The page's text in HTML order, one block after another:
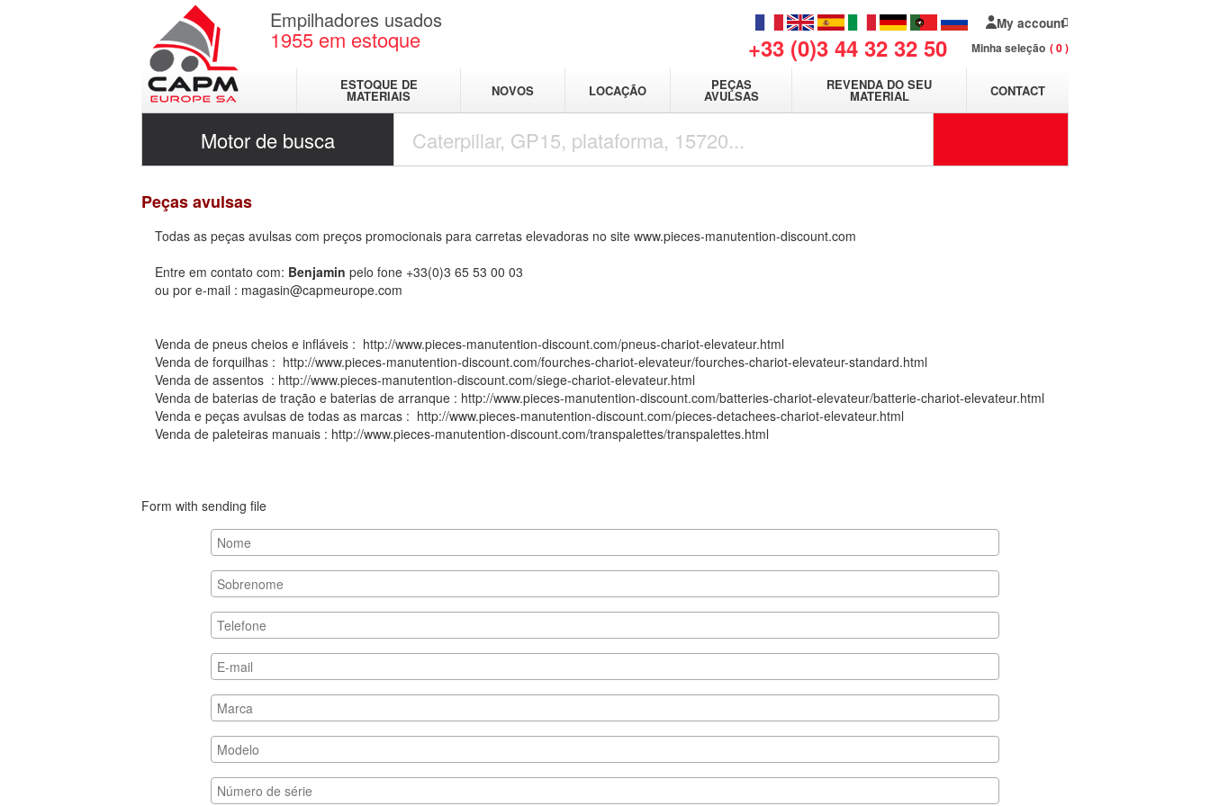
Empilhadores usados
1955 em estoque +33 (0)3 44 32 32 50
My account
Minha seleção 0
ESTOQUE DE
MATERIAIS NOVOS LOCAÇÃO PEÇAS
AVULSAS
REVENDA DO SEU
MATERIAL CONTACT
Motor de busca
Peças avulsas
Todas as peças avulsas com preços promocionais para carretas elevadoras no site www.pieces-manutention-discount.com
Entre em contato com: Benjamin pelo fone +33(0)3 65 53 00 03
ou por e-mail : magasin@capmeurope.com
Venda de pneus cheios e infláveis : http://www.pieces-manutention-discount.com/pneus-chariot-elevateur.html
Venda de forquilhas : http://www.pieces-manutention-discount.com/fourches-chariot-elevateur/fourches-chariot-elevateur-standard.html
Venda de assentos : http://www.pieces-manutention-discount.com/siege-chariot-elevateur.html
Venda de baterias de tração e baterias de arranque : http://www.pieces-manutention-discount.com/batteries-chariot-elevateur/batterie-chariot-elevateur.html
Venda e peças avulsas de todas as marcas : http://www.pieces-manutention-discount.com/pieces-detachees-chariot-elevateur.html
Venda de paleteiras manuais : http://www.pieces-manutention-discount.com/transpalettes/transpalettes.html
Form with sending file